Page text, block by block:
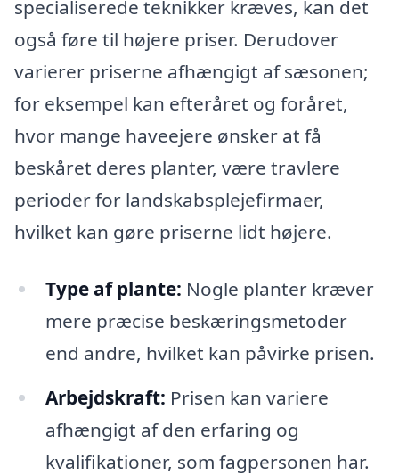
specialiserede teknikker kræves, kan det
også føre til højere priser. Derudover
varierer priserne afhængigt af sæsonen;
for eksempel kan efteråret og foråret,
hvor mange haveejere ønsker at få
beskåret deres planter, være travlere
perioder for landskabsplejefirmaer,
hvilket kan gøre priserne lidt højere.
Type af plante: Nogle planter kræver
mere præcise beskæringsmetoder
end andre, hvilket kan påvirke prisen.
Arbejdskraft: Prisen kan variere
afhængigt af den erfaring og
kvalifikationer, som fagpersonen har.